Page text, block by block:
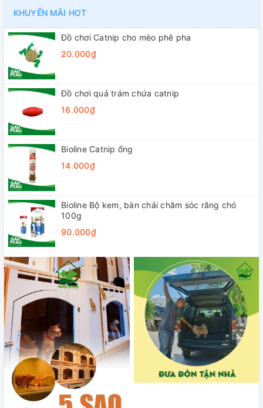
KHUYẾN MÃI HOT
Đồ chơi Catnip cho mèo phê pha
20.000₫
Đồ chơi quả trám chứa catnip
16.000₫
Bioline Catnip ống
14.000₫
Bioline Bộ kem, bàn chải chăm sóc răng chó
100g
90.000₫